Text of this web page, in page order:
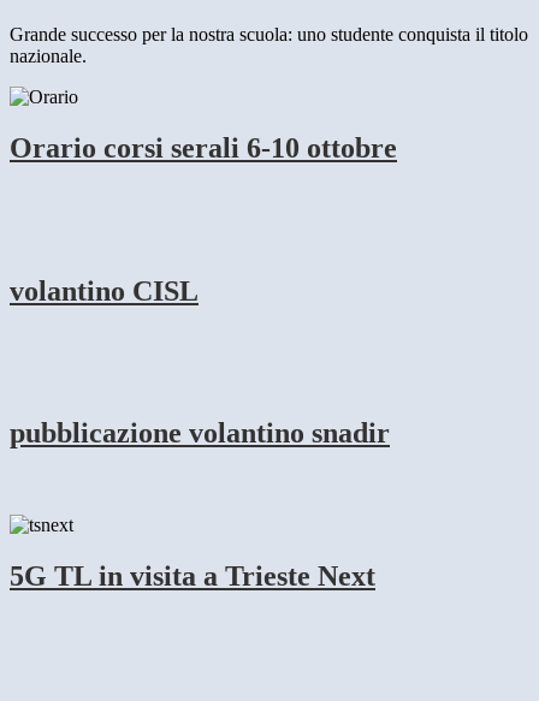
Grande successo per la nostra scuola: uno studente conquista il titolo
nazionale.
Orario corsi serali 6-10 ottobre
volantino CISL
pubblicazione volantino snadir
5G TL in visita a Trieste Next